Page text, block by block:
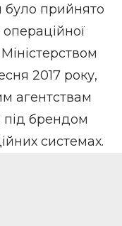
було прийнято
операційної
2017 року,
агентствам
під брендом
системах.